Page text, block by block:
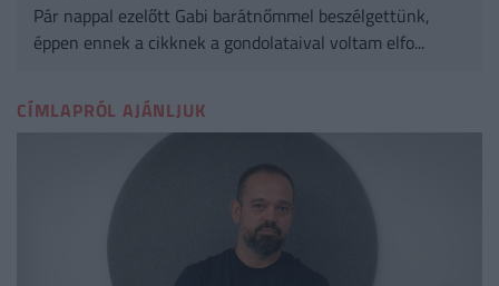
Pár nappal ezelőtt Gabi barátnőmmel beszélgettünk,
éppen ennek a cikknek a gondolataival voltam elfo...
CÍMLAPRÓL AJÁNLJUK